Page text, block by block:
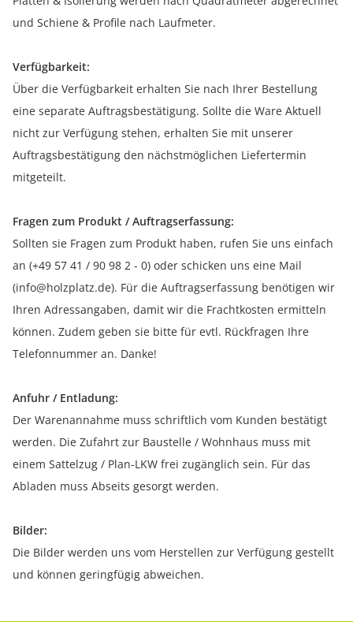
und Schiene & Profile nach Laufmeter.
Verfügbarkeit:
Über die Verfügbarkeit erhalten Sie nach Ihrer Bestellung
eine separate Auftragsbestätigung. Sollte die Ware Aktuell
nicht zur Verfügung stehen, erhalten Sie mit unserer
Auftragsbestätigung den nächstmöglichen Liefertermin
mitgeteilt.
Fragen zum Produkt / Auftragserfassung:
Sollten sie Fragen zum Produkt haben, rufen Sie uns einfach
an (+49 57 41 / 90 98 2 - 0) oder schicken uns eine Mail
(info@holzplatz.de). Für die Auftragserfassung benötigen wir
Ihren Adressangaben, damit wir die Frachtkosten ermitteln
können. Zudem geben sie bitte für evtl. Rückfragen Ihre
Telefonnummer an. Danke!
Anfuhr / Entladung:
Der Warenannahme muss schriftlich vom Kunden bestätigt
werden. Die Zufahrt zur Baustelle / Wohnhaus muss mit
einem Sattelzug / Plan-LKW frei zugänglich sein. Für das
Abladen muss Abseits gesorgt werden.
Bilder:
Die Bilder werden uns vom Herstellen zur Verfügung gestellt
und können geringfügig abweichen.